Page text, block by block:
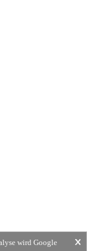
wird Google